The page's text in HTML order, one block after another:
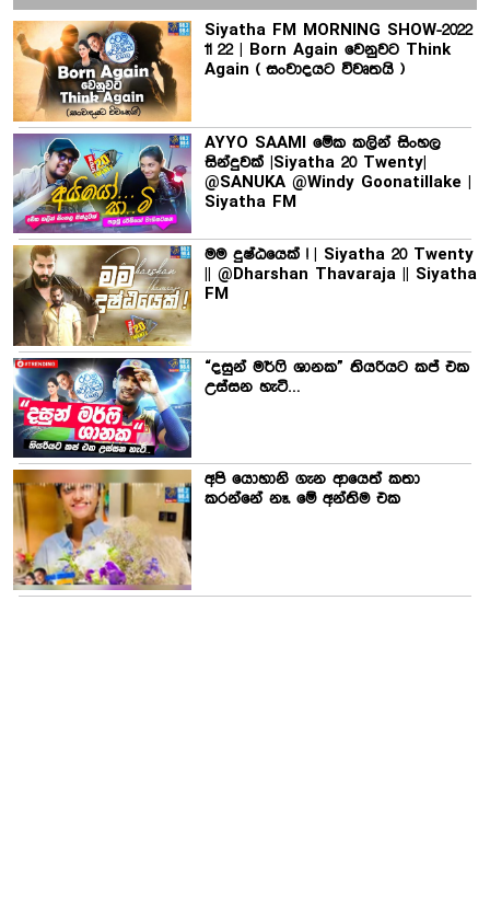
Siyatha FM MORNING SHOW-2022
11 22 | Born Again වෙනුවට Think
Again ( සංවාදයට විවෘතයි )
AYYO SAAMI මේක කලින් සිංහල
සින්දුවක් |Siyatha 20 Twenty|
@SANUKA @Windy Goonatillake |
Siyatha FM
මම දුෂ්ඨයෙක් ! | Siyatha 20 Twenty
|| @Dharshan Thavaraja || Siyatha
FM
“දසුන් මර්ෆි ශානක” තියරියට කප් එක
උස්සන හැටි…
අපි යොහානි ගැන ආයෙත් කතා
කරන්නේ නෑ. මේ අන්තිම එක